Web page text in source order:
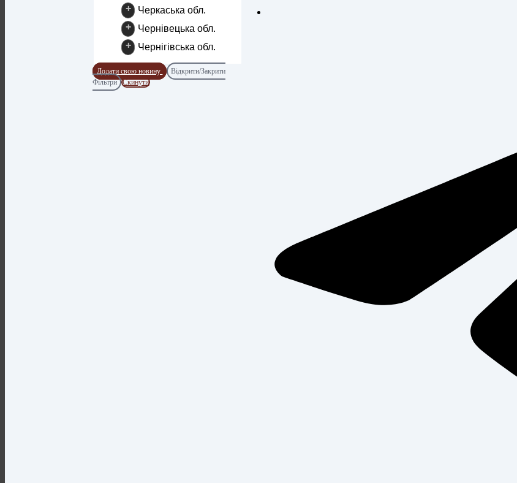
+
Черкаська обл.
+
Чернівецька обл.
+
Чернігівська обл.
Додати свою новину
Відкрити/Закрити
Фільтри
Скинути